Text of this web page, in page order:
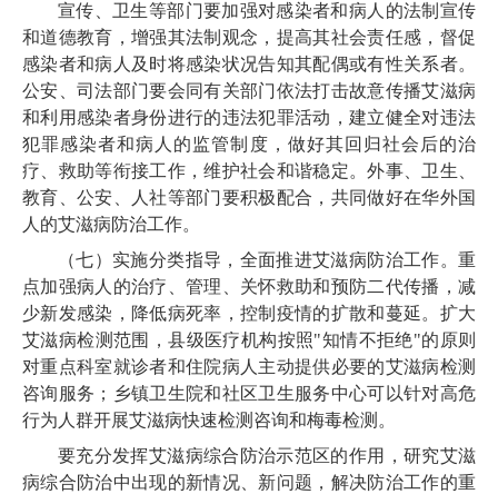
宣传、卫生等部门要加强对感染者和病人的法制宣传
和道德教育，增强其法制观念，提高其社会责任感，督促
感染者和病人及时将感染状况告知其配偶或有性关系者。
公安、司法部门要会同有关部门依法打击故意传播艾滋病
和利用感染者身份进行的违法犯罪活动，建立健全对违法
犯罪感染者和病人的监管制度，做好其回归社会后的治
疗、救助等衔接工作，维护社会和谐稳定。外事、卫生、
教育、公安、人社等部门要积极配合，共同做好在华外国
人的艾滋病防治工作。
（七）实施分类指导，全面推进艾滋病防治工作。重
点加强病人的治疗、管理、关怀救助和预防二代传播，减
少新发感染，降低病死率，控制疫情的扩散和蔓延。扩大
艾滋病检测范围，县级医疗机构按照"知情不拒绝"的原则
对重点科室就诊者和住院病人主动提供必要的艾滋病检测
咨询服务；乡镇卫生院和社区卫生服务中心可以针对高危
行为人群开展艾滋病快速检测咨询和梅毒检测。
要充分发挥艾滋病综合防治示范区的作用，研究艾滋
病综合防治中出现的新情况、新问题，解决防治工作的重